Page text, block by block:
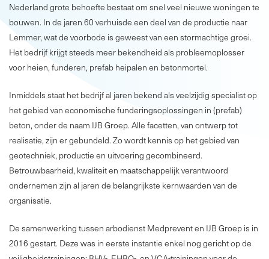
Nederland grote behoefte bestaat om snel veel nieuwe woningen te
bouwen. In de jaren 60 verhuisde een deel van de productie naar
Lemmer, wat de voorbode is geweest van een stormachtige groei.
Het bedrijf krijgt steeds meer bekendheid als probleemoplosser
voor heien, funderen, prefab heipalen en betonmortel.
Inmiddels staat het bedrijf al jaren bekend als veelzijdig specialist op
het gebied van economische funderingsoplossingen in (prefab)
beton, onder de naam IJB Groep. Alle facetten, van ontwerp tot
realisatie, zijn er gebundeld. Zo wordt kennis op het gebied van
geotechniek, productie en uitvoering gecombineerd.
Betrouwbaarheid, kwaliteit en maatschappelijk verantwoord
ondernemen zijn al jaren de belangrijkste kernwaarden van de
organisatie.
De samenwerking tussen arbodienst Medprevent en IJB Groep is in
2016 gestart. Deze was in eerste instantie enkel nog gericht op de